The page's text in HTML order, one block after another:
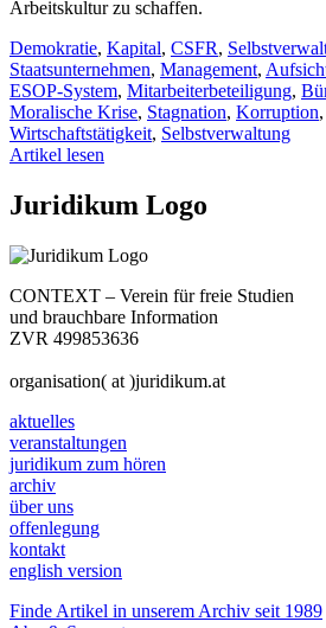
Arbeitskultur zu schaffen.
Demokratie, Kapital, CSFR,
Staatsunternehmen, Management,
ESOP-System, Mitarbeiterbeteiligung,
Moralische Krise, Stagnation, Korruption,
Wirtschaftstätigkeit, Selbstverwaltung
Artikel lesen
Juridikum Logo
CONTEXT – Verein für freie Studien
und brauchbare Information
ZVR 499853636
organisation( at )juridikum.at
aktuelles
veranstaltungen
juridikum zum hören
archiv
über uns
offenlegung
kontakt
english version
Finde Artikel in unserem Archiv seit 1989